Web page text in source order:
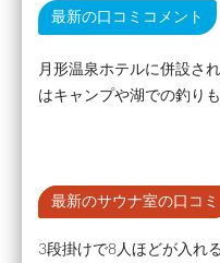
最新の口コミコメント
月形温泉ホテルに併設さ
はキャンプや湖での釣り
最新のサウナ室の口コミ
3段掛けで8人ほどが入れ